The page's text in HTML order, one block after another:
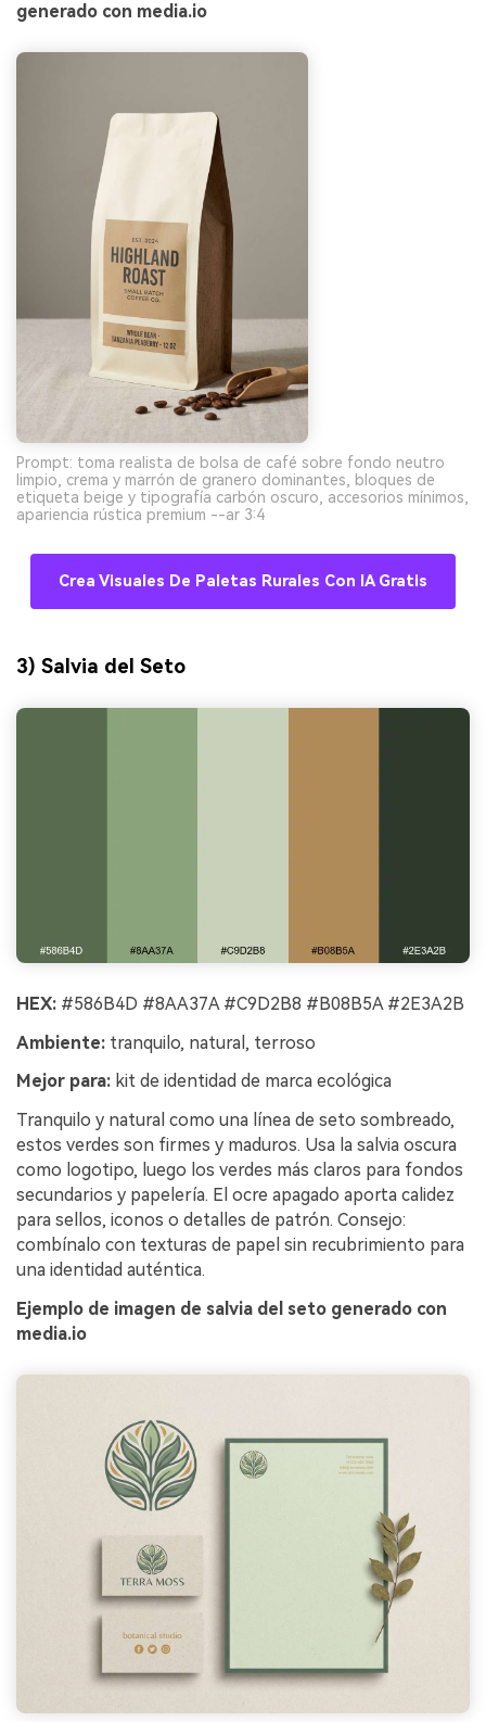
generado con media.io
Prompt: toma realista de bolsa de café sobre fondo neutro
limpio, crema y marrón de granero dominantes, bloques de
etiqueta beige y tipografía carbón oscuro, accesorios mínimos,
apariencia rústica premium --ar 3:4
Crea Visuales De Paletas Rurales Con IA Gratis
3) Salvia del Seto
HEX: #586B4D #8AA37A #C9D2B8 #B08B5A #2E3A2B
Ambiente: tranquilo, natural, terroso
Mejor para: kit de identidad de marca ecológica
Tranquilo y natural como una línea de seto sombreado,
estos verdes son firmes y maduros. Usa la salvia oscura
como logotipo, luego los verdes más claros para fondos
secundarios y papelería. El ocre apagado aporta calidez
para sellos, iconos o detalles de patrón. Consejo:
combínalo con texturas de papel sin recubrimiento para
una identidad auténtica.
Ejemplo de imagen de salvia del seto generado con
media.io